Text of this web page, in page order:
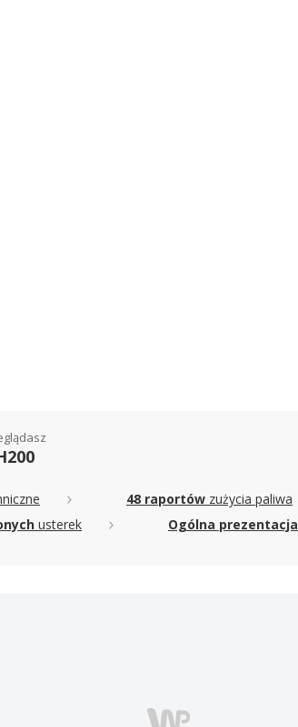
48 raportów zużycia paliwa
usterek Ogólna prezentacja